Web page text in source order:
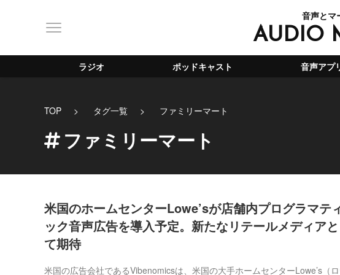
音声とマ
AUDIO
ラジオ ポッドキャスト 音声アプ
TOP タグ一覧 ファミリーマート
ファミリーマート
米国のホームセンターLowe’sが店舗内プログラマテ
ック音声広告を導入予定。新たなリテールメディア
て期待
米国の広告会社であるVibenomicsは、米国の大手ホームセンターLowe’s（